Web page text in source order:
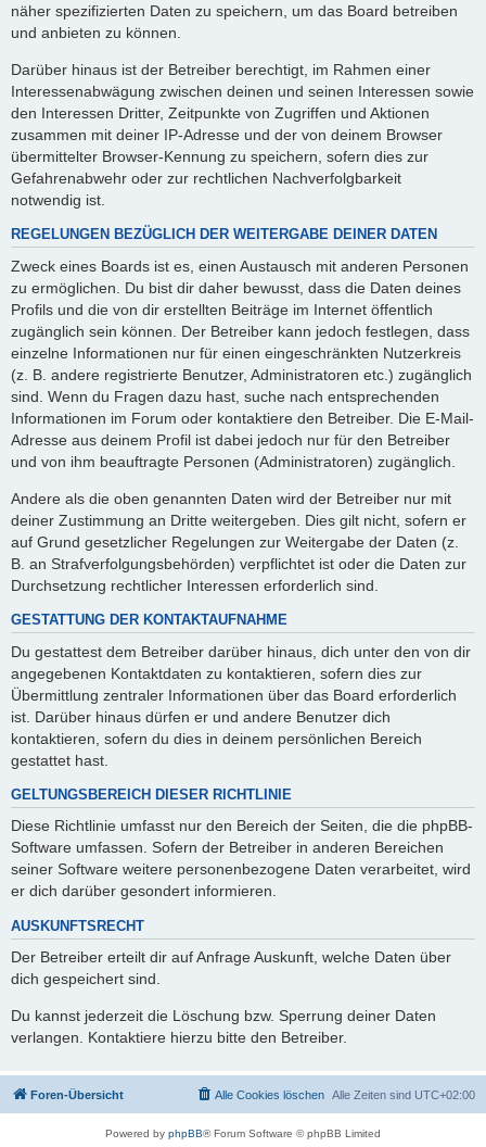
näher spezifizierten Daten zu speichern, um das Board betreiben
und anbieten zu können.
Darüber hinaus ist der Betreiber berechtigt, im Rahmen einer
Interessenabwägung zwischen deinen und seinen Interessen sowie
den Interessen Dritter, Zeitpunkte von Zugriffen und Aktionen
zusammen mit deiner IP-Adresse und der von deinem Browser
übermittelter Browser-Kennung zu speichern, sofern dies zur
Gefahrenabwehr oder zur rechtlichen Nachverfolgbarkeit
notwendig ist.
REGELUNGEN BEZÜGLICH DER WEITERGABE DEINER DATEN
Zweck eines Boards ist es, einen Austausch mit anderen Personen
zu ermöglichen. Du bist dir daher bewusst, dass die Daten deines
Profils und die von dir erstellten Beiträge im Internet öffentlich
zugänglich sein können. Der Betreiber kann jedoch festlegen, dass
einzelne Informationen nur für einen eingeschränkten Nutzerkreis
(z. B. andere registrierte Benutzer, Administratoren etc.) zugänglich
sind. Wenn du Fragen dazu hast, suche nach entsprechenden
Informationen im Forum oder kontaktiere den Betreiber. Die E-Mail-
Adresse aus deinem Profil ist dabei jedoch nur für den Betreiber
und von ihm beauftragte Personen (Administratoren) zugänglich.
Andere als die oben genannten Daten wird der Betreiber nur mit
deiner Zustimmung an Dritte weitergeben. Dies gilt nicht, sofern er
auf Grund gesetzlicher Regelungen zur Weitergabe der Daten (z.
B. an Strafverfolgungsbehörden) verpflichtet ist oder die Daten zur
Durchsetzung rechtlicher Interessen erforderlich sind.
GESTATTUNG DER KONTAKTAUFNAHME
Du gestattest dem Betreiber darüber hinaus, dich unter den von dir
angegebenen Kontaktdaten zu kontaktieren, sofern dies zur
Übermittlung zentraler Informationen über das Board erforderlich
ist. Darüber hinaus dürfen er und andere Benutzer dich
kontaktieren, sofern du dies in deinem persönlichen Bereich
gestattet hast.
GELTUNGSBEREICH DIESER RICHTLINIE
Diese Richtlinie umfasst nur den Bereich der Seiten, die die phpBB-
Software umfassen. Sofern der Betreiber in anderen Bereichen
seiner Software weitere personenbezogene Daten verarbeitet, wird
er dich darüber gesondert informieren.
AUSKUNFTSRECHT
Der Betreiber erteilt dir auf Anfrage Auskunft, welche Daten über
dich gespeichert sind.
Du kannst jederzeit die Löschung bzw. Sperrung deiner Daten
verlangen. Kontaktiere hierzu bitte den Betreiber.
Foren-Übersicht Alle Zeiten sind UTC+02:00
Alle Cookies löschen
Powered by phpBB® Forum Software © phpBB Limited